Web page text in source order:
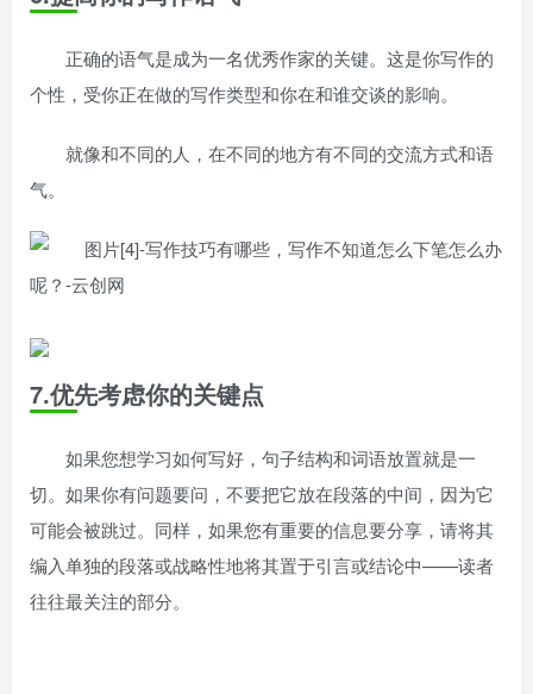
正确的语气是成为一名优秀作家的关键。这是你写作的
个性，受你正在做的写作类型和你在和谁交谈的影响。
就像和不同的人，在不同的地方有不同的交流方式和语
气。
7.优先考虑你的关键点
如果您想学习如何写好，句子结构和词语放置就是一
切。如果你有问题要问，不要把它放在段落的中间，因为它
可能会被跳过。同样，如果您有重要的信息要分享，请将其
编入单独的段落或战略性地将其置于引言或结论中——读者
往往最关注的部分。